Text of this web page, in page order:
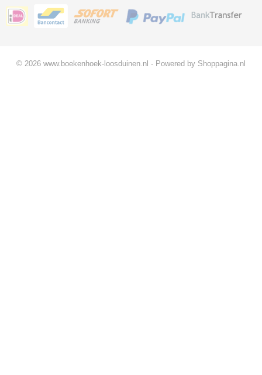
© 2026 www.boekenhoek-loosduinen.nl - Powered by Shoppagina.nl